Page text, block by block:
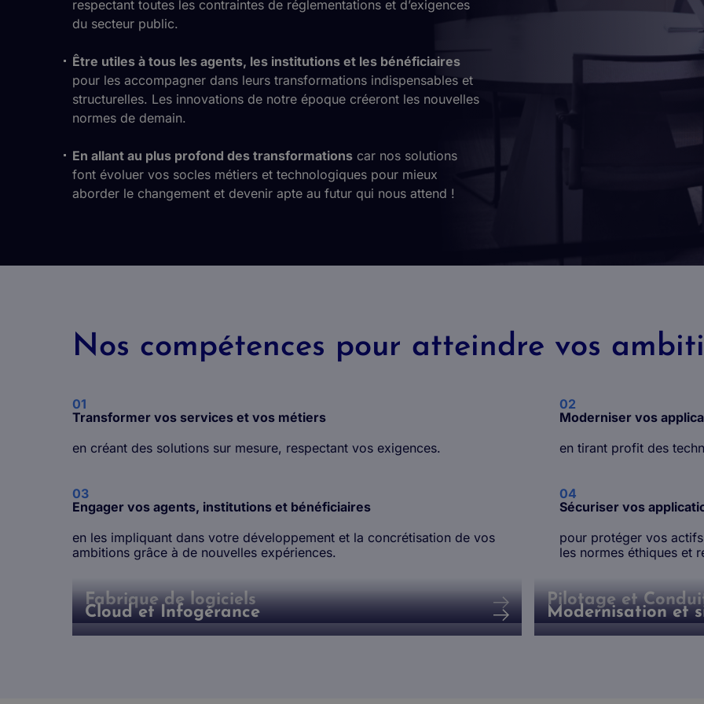
respectant toutes les contraintes de réglementations et d’exigences
du secteur public.
Être utiles à tous les agents, les institutions et les bénéficiaires
pour les accompagner dans leurs transformations indispensables et
structurelles. Les innovations de notre époque créeront les nouvelles
normes de demain.
En allant au plus profond des transformations car nos solutions
font évoluer vos socles métiers et technologiques pour mieux
aborder le changement et devenir apte au futur qui nous attend !
Nos compétences pour atteindre vos
01
Transformer vos services et vos métiers
en créant des solutions sur mesure, respectant vos exigences.
02
Moderniser vos
en tirant profit des
03
Engager vos agents, institutions et bénéficiaires
en les impliquant dans votre développement et la concrétisation de vos
ambitions grâce à de nouvelles expériences.
04
Sécuriser vos
pour protéger vos
les normes éthiques ​et
Fabrique de logiciels Pilotage et
Cloud et Infogérance Modernisation et